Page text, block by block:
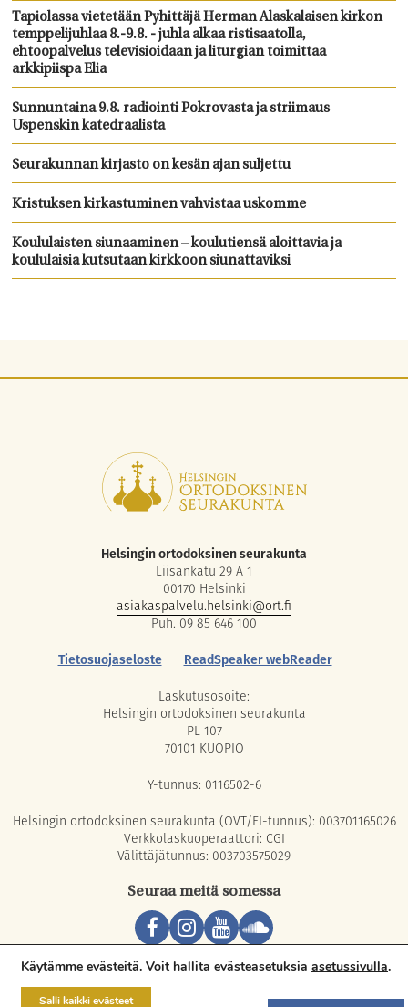
Tapiolassa vietetään Pyhittäjä Herman Alaskalaisen kirkon
temppelijuhlaa 8.-9.8. - juhla alkaa ristisaatolla,
ehtoopalvelus televisioidaan ja liturgian toimittaa
arkkipiispa Elia
Sunnuntaina 9.8. radiointi Pokrovasta ja striimaus
Uspenskin katedraalista
Seurakunnan kirjasto on kesän ajan suljettu
Kristuksen kirkastuminen vahvistaa uskomme
Koululaisten siunaaminen – koulutiensä aloittavia ja
koululaisia kutsutaan kirkkoon siunattaviksi
Helsingin ortodoksinen seurakunta
Liisankatu 29 A 1
00170 Helsinki
asiakaspalvelu.helsinki@ort.fi
Puh. 09 85 646 100
Tietosuojaseloste
ReadSpeaker webReader
Laskutusosoite:
Helsingin ortodoksinen seurakunta
PL 107
70101 KUOPIO
Y-tunnus: 0116502-6
Helsingin ortodoksinen seurakunta (OVT/FI-tunnus): 003701165026
Verkkolaskuoperaattori: CGI
Välittäjätunnus: 003703575029
Seuraa meitä somessa
Copyright © 2026 Orthodox Parish of Helsinki. All rights reserved.
Käytämme evästeitä. Voit hallita evästeasetuksia asetussivulla.
Salli kaikki evästeet